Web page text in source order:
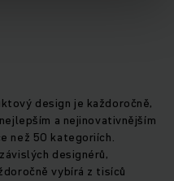
design je každoročně,
a nejinovativnějším
než 50 kategoriích.
designérů,
vybírá z tisíců